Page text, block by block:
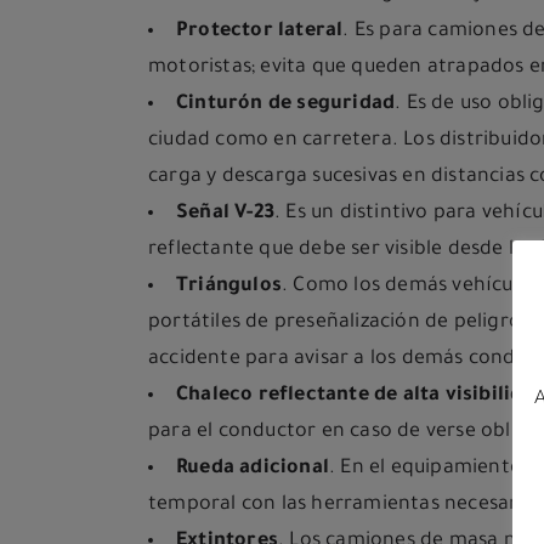
Protector lateral. Es para camiones
motoristas; evita que queden atrapados
Cinturón de seguridad. Es de uso
ciudad como en carretera. Los
carga y descarga sucesivas en
Señal V-23. Es un distintivo para
reflectante que debe ser visible desde los
Triángulos. Como los demás
portátiles de preseñalización de peligro
accidente para avisar a los demás
Chaleco reflectante de alta
para el conductor en caso de verse
Rueda adicional. En el equipamiento
temporal con las herramientas necesarias